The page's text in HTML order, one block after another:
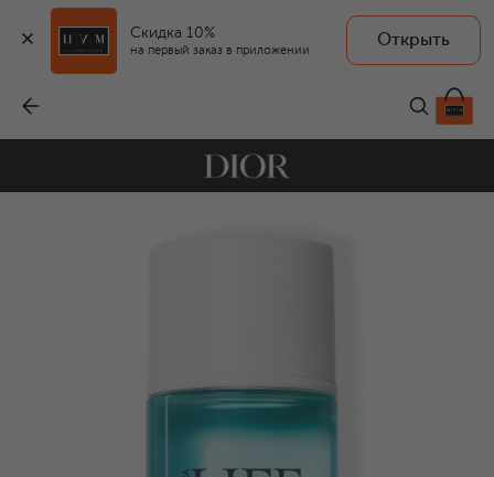
Скидка 10%
на первый заказ в приложении
Открыть
4 800 ₽